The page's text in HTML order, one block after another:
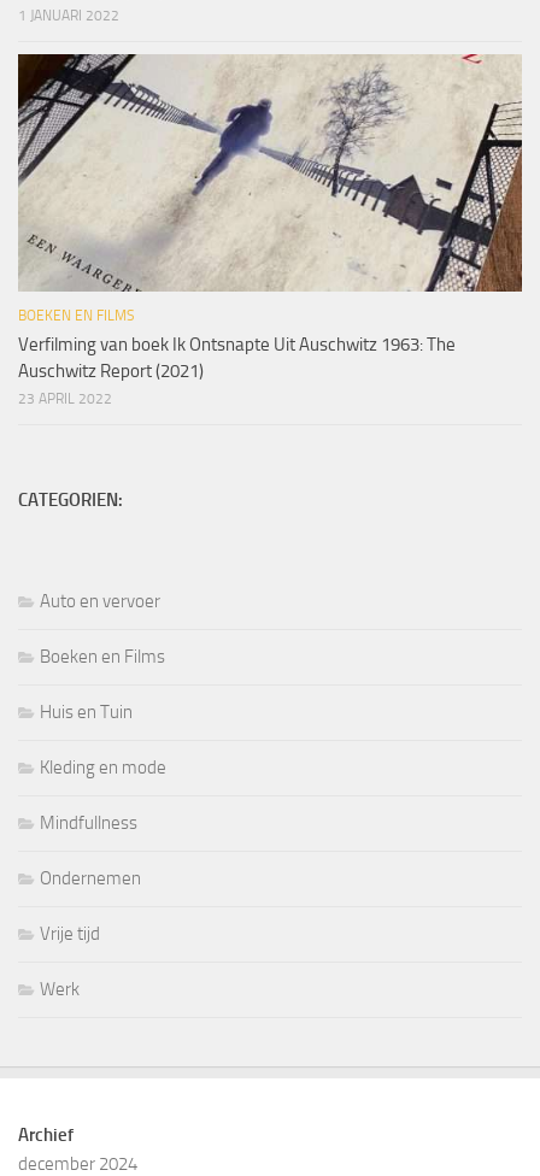
1 JANUARI 2022
BOEKEN EN FILMS
Verfilming van boek Ik Ontsnapte Uit Auschwitz 1963: The
Auschwitz Report (2021)
23 APRIL 2022
CATEGORIEN:
Auto en vervoer
Boeken en Films
Huis en Tuin
Kleding en mode
Mindfullness
Ondernemen
Vrije tijd
Werk
Archief
december 2024